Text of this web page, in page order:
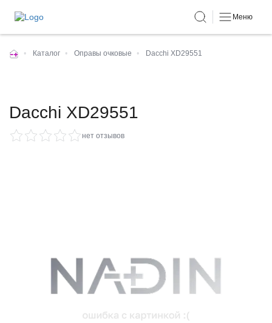
Меню
• Каталог • Оправы очковые • Dacchi XD29551
Dacchi XD29551
нет отзывов